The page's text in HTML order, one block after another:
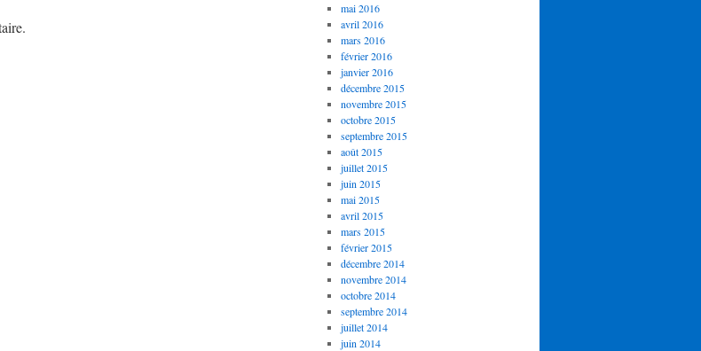
mai 2016
avril 2016
mars 2016
février 2016
janvier 2016
décembre 2015
novembre 2015
octobre 2015
septembre 2015
août 2015
juillet 2015
juin 2015
mai 2015
avril 2015
mars 2015
février 2015
décembre 2014
novembre 2014
octobre 2014
septembre 2014
juillet 2014
juin 2014